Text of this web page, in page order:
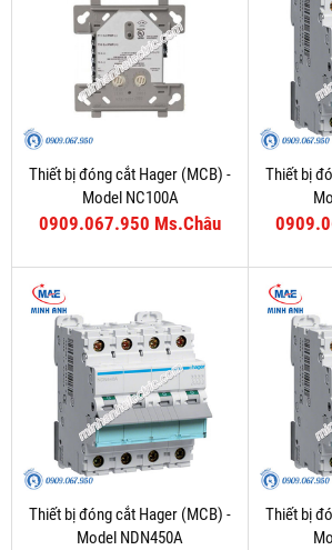
Thiết bị đóng cắt Hager (MCB) -
Model NC100A
0909.067.950 Ms.Châu
Thiết bị
Thiết bị đóng cắt Hager (MCB) -
Model NDN450A
Thiết bị